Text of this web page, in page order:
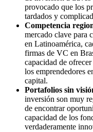
provocado que los
tardados y
Competencia
mercado clave para
en Latinoamérica,
firmas de VC en
capacidad de
los emprendedores
capital.
Portafolios sin
inversión son muy
de encontrar
capacidad de los
verdaderamente